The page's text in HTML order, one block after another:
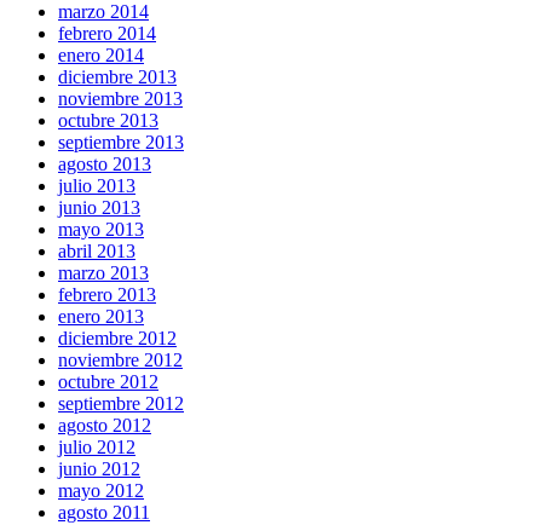
marzo 2014
febrero 2014
enero 2014
diciembre 2013
noviembre 2013
octubre 2013
septiembre 2013
agosto 2013
julio 2013
junio 2013
mayo 2013
abril 2013
marzo 2013
febrero 2013
enero 2013
diciembre 2012
noviembre 2012
octubre 2012
septiembre 2012
agosto 2012
julio 2012
junio 2012
mayo 2012
agosto 2011